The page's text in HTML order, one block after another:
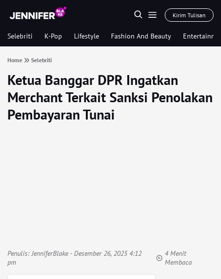
Kirim Tulisan
Selebriti K-Pop Lifestyle Fashion And Beauty
Home Selebriti
Ketua Banggar DPR Ingatkan
Merchant Terkait Sanksi Penolakan
Pembayaran Tunai
Penulis:JenniferBlake- Desember 26, 2025 4:12
pm
4 Menit
Membaca